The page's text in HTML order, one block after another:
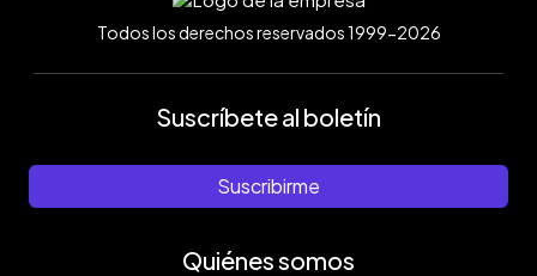
Todos los derechos reservados 1999-2026
Suscríbete al boletín
Suscribirme
Quiénes somos